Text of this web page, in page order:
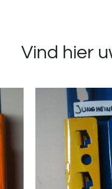
Vind hier